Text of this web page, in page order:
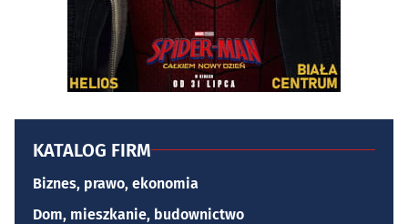
KATALOG FIRM
Biznes, prawo, ekonomia
Dom, mieszkanie, budownictwo